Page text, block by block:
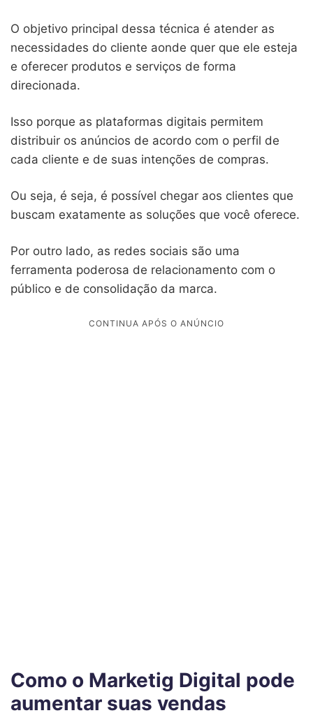
O objetivo principal dessa técnica é atender as
necessidades do cliente aonde quer que ele esteja
e oferecer produtos e serviços de forma
direcionada.
Isso porque as plataformas digitais permitem
distribuir os anúncios de acordo com o perfil de
cada cliente e de suas intenções de compras.
Ou seja, é seja, é possível chegar aos clientes que
buscam exatamente as soluções que você oferece.
Por outro lado, as redes sociais são uma
ferramenta poderosa de relacionamento com o
público e de consolidação da marca.
Como o Marketig Digital pode
aumentar suas vendas